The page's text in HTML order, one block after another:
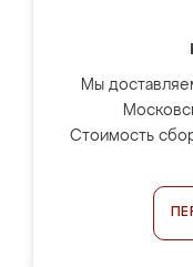
Мы
Стоимость